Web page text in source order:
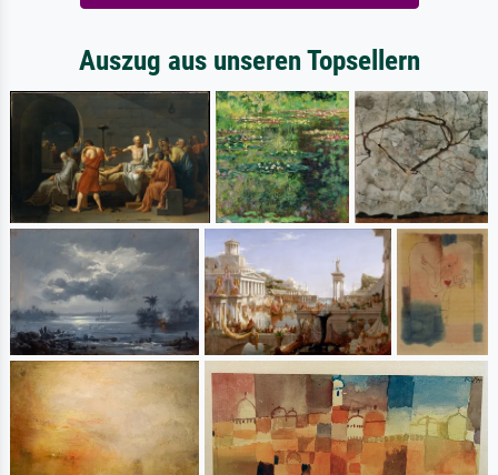
Auszug aus unseren Topsellern